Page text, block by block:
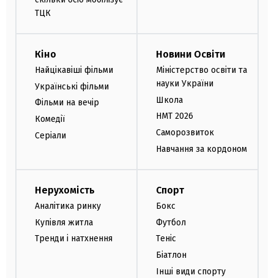
ТЦК
Кіно
Найцікавіші фільми
Українські фільми
Фільми на вечір
Комедії
Серіали
Новини Освіти
Міністерство освіти та
науки України
Школа
НМТ 2026
Саморозвиток
Навчання за кордоном
Нерухомість
Аналітика ринку
Купівля житла
Тренди і натхнення
Спорт
Бокс
Футбол
Теніс
Біатлон
Інші види спорту